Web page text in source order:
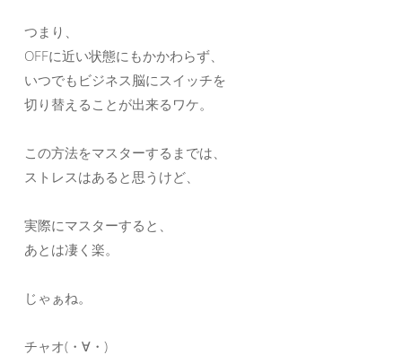
つまり、
OFFに近い状態にもかかわらず、
いつでもビジネス脳にスイッチを
切り替えることが出来るワケ。
この方法をマスターするまでは、
ストレスはあると思うけど、
実際にマスターすると、
あとは凄く楽。
じゃぁね。
チャオ(・∀・)